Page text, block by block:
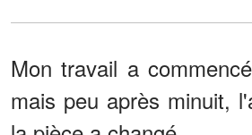
Mon travail a
mais peu après minuit,